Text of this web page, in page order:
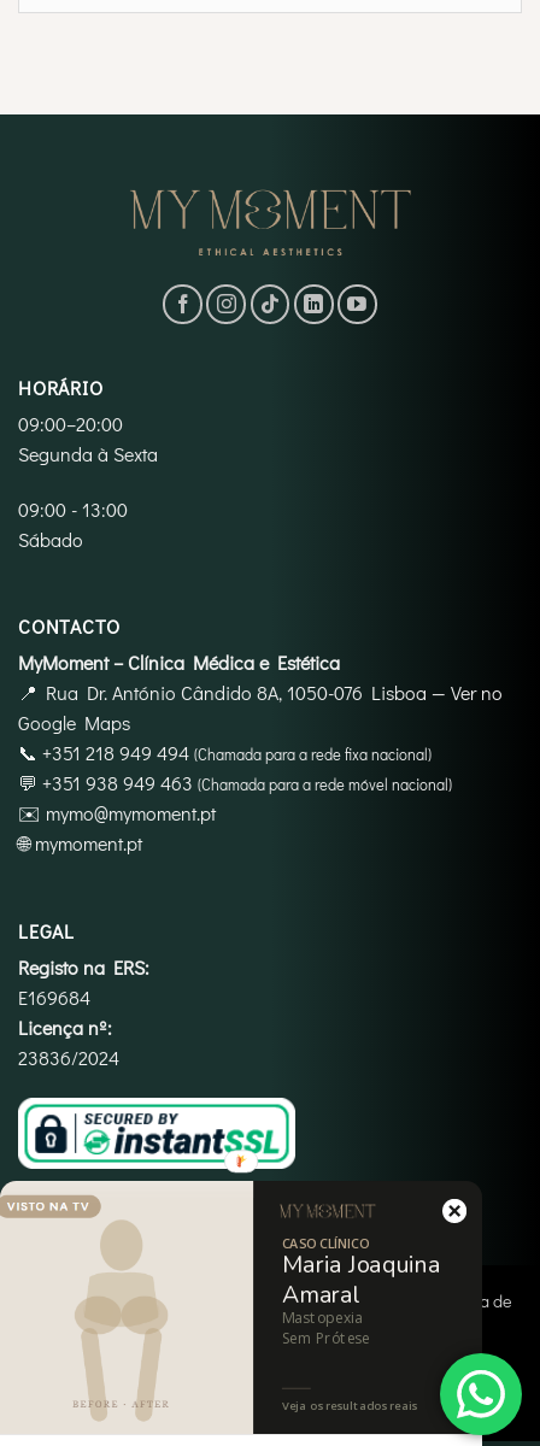
HORÁRIO
09:00–20:00
Segunda à Sexta
09:00 - 13:00
Sábado
CONTACTO
MyMoment – Clínica Médica e Estética
📍 Rua Dr. António Cândido 8A, 1050-076 Lisboa — Ver no
Google Maps
📞 +351 218 949 494 (Chamada para a rede fixa nacional)
💬 +351 938 949 463 (Chamada para a rede móvel nacional)
✉️ mymo@mymoment.pt
🌐mymoment.pt
LEGAL
Registo na ERS:
E169684
Licença nº:
23836/2024
Copyright 2026 ©My Moment Termos e Condições
Política de
Privacidade
|Política de Cookies|Imprint
CASO CLÍNICO
Maria Joaquina
Amaral
Mastopexia
Sem Prótese
Veja os resultados reais